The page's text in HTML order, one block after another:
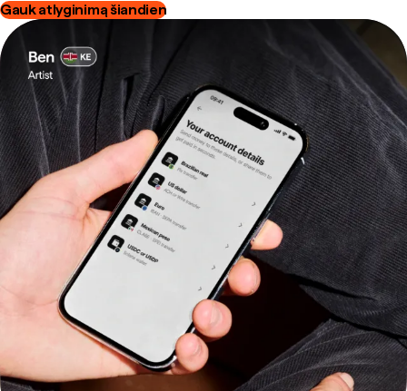
Gauk atlyginimą šiandien